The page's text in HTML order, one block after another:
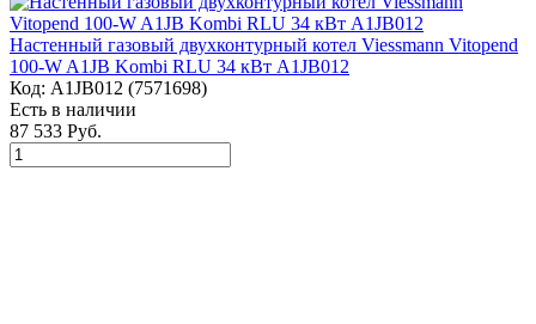
Настенный газовый двухконтурный котел Viessmann Vitopend
100-W A1JB Kombi RLU 34 кВт A1JB012
Код: A1JB012 (7571698)
Есть в наличии
87 533 Руб.